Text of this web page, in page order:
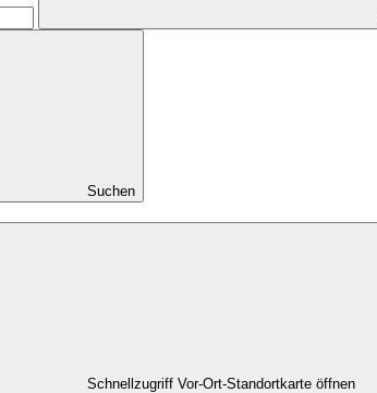
Suchen
Schnellzugriff Vor-Ort-Standortkarte öffnen